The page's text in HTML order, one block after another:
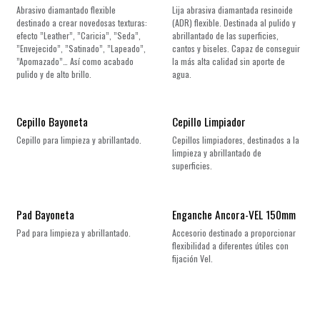
Abrasivo diamantado flexible
destinado a crear novedosas texturas:
efecto ”Leather”, ”Caricia”, ”Seda”,
”Envejecido”, ”Satinado”, ”Lapeado”,
”Apomazado”… Así como acabado
pulido y de alto brillo.
Lija abrasiva diamantada resinoide
(ADR) flexible. Destinada al pulido y
abrillantado de las superficies,
cantos y biseles. Capaz de conseguir
la más alta calidad sin aporte de
agua.
Cepillo Bayoneta
Cepillo para limpieza y abrillantado.
Cepillo Limpiador
Cepillos limpiadores, destinados a la
limpieza y abrillantado de
superficies.
Pad Bayoneta
Pad para limpieza y abrillantado.
Enganche Ancora-VEL 150mm
Accesorio destinado a proporcionar
flexibilidad a diferentes útiles con
fijación Vel.